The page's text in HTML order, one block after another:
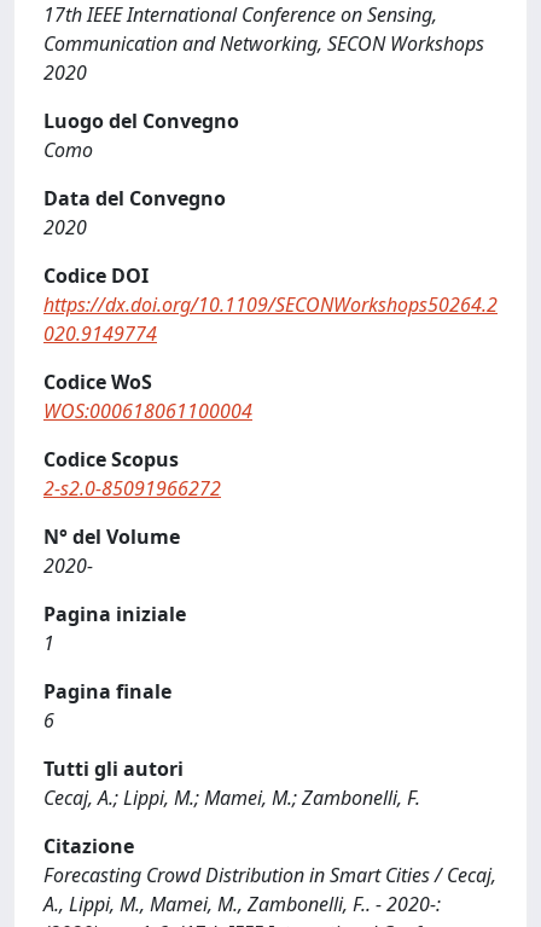
17th IEEE International Conference on Sensing,
Communication and Networking, SECON Workshops
2020
Luogo del Convegno
Como
Data del Convegno
2020
Codice DOI
https://dx.doi.org/10.1109/SECONWorkshops50264.2
020.9149774
Codice WoS
WOS:000618061100004
Codice Scopus
2-s2.0-85091966272
N° del Volume
2020-
Pagina iniziale
1
Pagina finale
6
Tutti gli autori
Cecaj, A.; Lippi, M.; Mamei, M.; Zambonelli, F.
Citazione
Forecasting Crowd Distribution in Smart Cities / Cecaj,
A., Lippi, M., Mamei, M., Zambonelli, F.. - 2020-: